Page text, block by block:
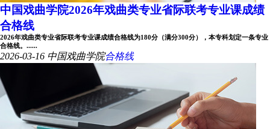
中国戏曲学院2026年戏曲类专业省际联考专业课成绩
合格线
2026年戏曲类专业省际联考专业课成绩合格线为180分（满分300分），本专科划定一条专业
合格线。......
2026-03-16 中国戏曲学院合格线